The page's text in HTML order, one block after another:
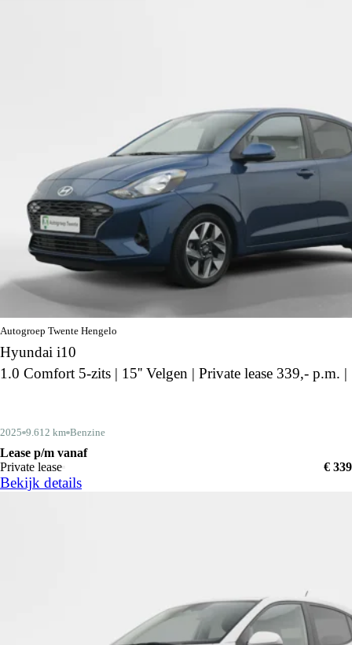
Autogroep Twente Hengelo
Hyundai i10
1.0 Comfort 5-zits | 15'' Velgen | Private lease 339,- p.m. |
2025 9.612 km Benzine
Lease p/m vanaf
Private lease
€ 339
Bekijk details